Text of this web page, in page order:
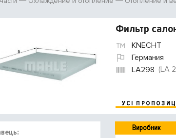
Фильтр
KNECHT
Германия
LA298 (LA
УСІ
Виробник